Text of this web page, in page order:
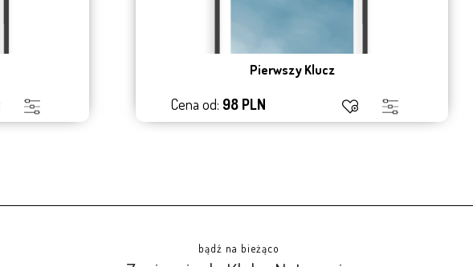
Pierwszy Klucz
Cena od: 98 PLN
bądź na bieżąco